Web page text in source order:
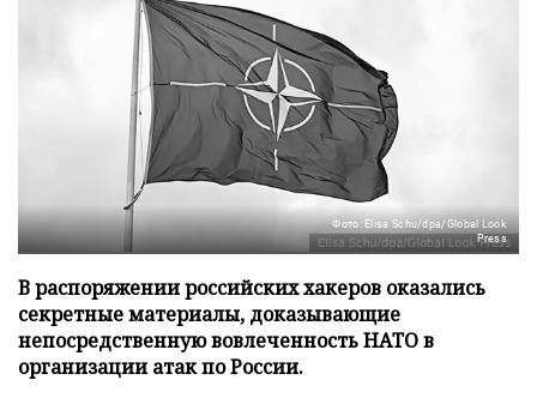
Фото: Elisa Schu/dpa/Global Look
Press
В распоряжении российских хакеров оказались
секретные материалы, доказывающие
непосредственную вовлеченность НАТО в
организации атак по России.